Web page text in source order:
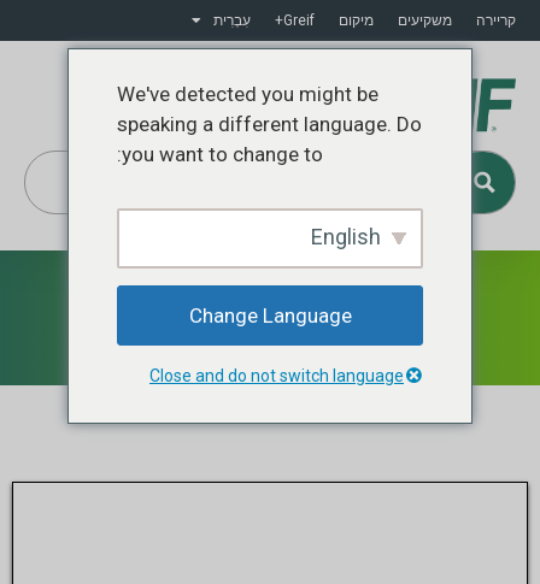
קריירה משקיעים מיקום Greif+ עִבְרִית
משאב AR
We've detected you might be
speaking a different language. Do
you want to change to:
English
Change Language
Close and do not switch language